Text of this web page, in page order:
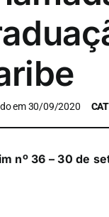
em 30/09/2020
nº 36 – 30 de